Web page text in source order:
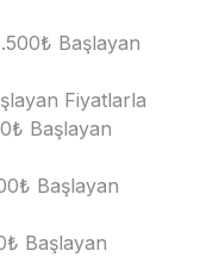
Başlayan
Fiyatlarla
Başlayan
Başlayan
Başlayan